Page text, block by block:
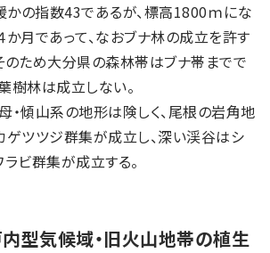
の指数43であるが、標高1800ｍにな
月であって、なおブナ林の成立を許す
のため大分県の森林帯はブナ帯までで
樹林は成立しない。
・傾山系の地形は険しく、尾根の岩角地
ゲツツジ群集が成立し、深い渓谷はシ
ビ群集が成立する。
内型気候域・旧火山地帯の植生